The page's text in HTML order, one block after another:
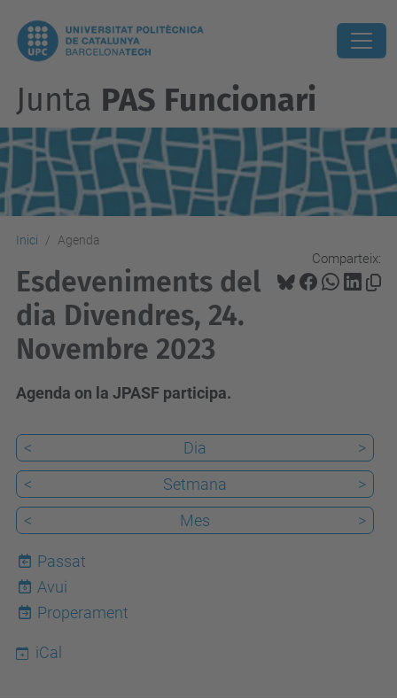
Junta PAS Funcionari
Inici Agenda
Comparteix:
Esdeveniments del
dia Divendres, 24.
Novembre 2023
Agenda on la JPASF participa.
< Dia
>
<
Setmana
>
<
Mes >
Passat
6
Avui
Properament
iCal